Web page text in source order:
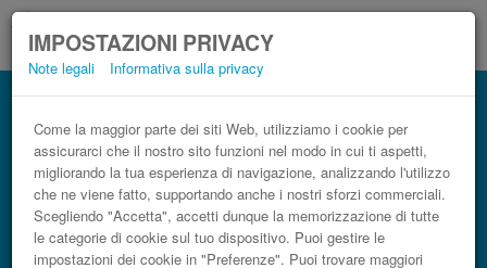
IMPOSTAZIONI PRIVACY
Note legali Informativa sulla privacy
Come la maggior parte dei siti Web, utilizziamo i cookie per
assicurarci che il nostro sito funzioni nel modo in cui ti aspetti,
migliorando la tua esperienza di navigazione, analizzando l'utilizzo
che ne viene fatto, supportando anche i nostri sforzi commerciali.
Scegliendo "Accetta", accetti dunque la memorizzazione di tutte
le categorie di cookie sul tuo dispositivo. Puoi gestire le
impostazioni dei cookie in "Preferenze". Puoi trovare maggiori
Autobus Cordova Puente de Génave low
cost
Prenota il biglietto del pullman più economico